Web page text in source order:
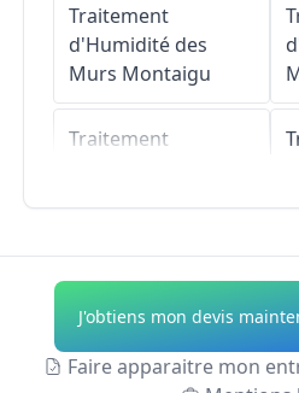
Traitement
d'Humidité des
Murs Montaigu
Traitement
Traitement
d'Humidité des
MursMacornay
J'obtiens mon devis
Faire apparaitre mon